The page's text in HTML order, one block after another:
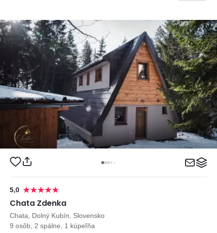
5,0
Chata Zdenka
Chata, Dolný Kubín, Slovensko
9 osôb, 2 spálne, 1 kúpeľňa